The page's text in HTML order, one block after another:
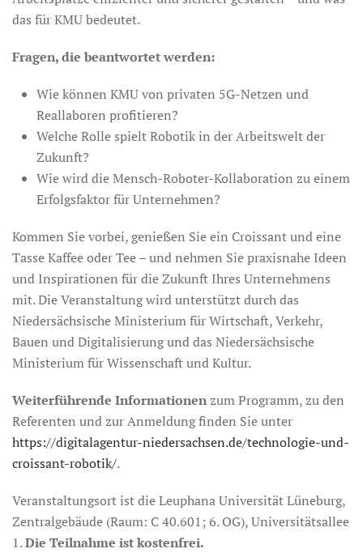
das für KMU bedeutet.
Fragen, die beantwortet werden:
Wie können KMU von privaten 5G-Netzen und
Reallaboren profitieren?
Welche Rolle spielt Robotik in der Arbeitswelt der
Zukunft?
Wie wird die Mensch-Roboter-Kollaboration zu einem
Erfolgsfaktor für Unternehmen?
Kommen Sie vorbei, genießen Sie ein Croissant und eine
Tasse Kaffee oder Tee – und nehmen Sie praxisnahe Ideen
und Inspirationen für die Zukunft Ihres Unternehmens
mit. Die Veranstaltung wird unterstützt durch das
Niedersächsische Ministerium für Wirtschaft, Verkehr,
Bauen und Digitalisierung und das Niedersächsische
Ministerium für Wissenschaft und Kultur.
Weiterführende Informationenzum Programm, zu den
Referenten und zur Anmeldung finden Sie unter
https://digitalagentur-niedersachsen.de/technologie-und-
croissant-robotik/.
Veranstaltungsort ist die Leuphana Universität Lüneburg,
Zentralgebäude (Raum: C 40.601; 6. OG), Universitätsallee
1.Die Teilnahme ist kostenfrei.